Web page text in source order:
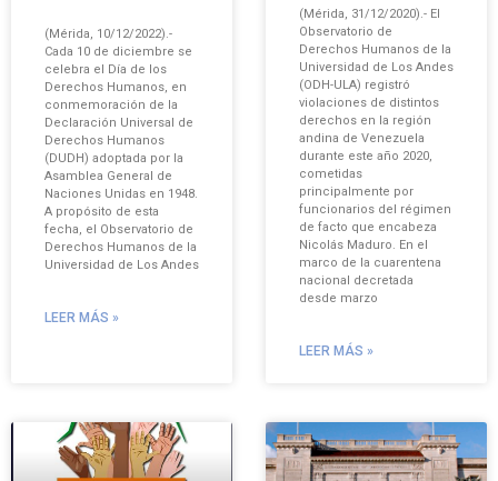
(Mérida, 10/12/2022).-
Cada 10 de diciembre se
celebra el Día de los
Derechos Humanos, en
conmemoración de la
Declaración Universal de
Derechos Humanos
(DUDH) adoptada por la
Asamblea General de
Naciones Unidas en 1948.
A propósito de esta
fecha, el Observatorio de
Derechos Humanos de la
Universidad de Los Andes
LEER MÁS »
(Mérida, 31/12/2020).- El
Observatorio de
Derechos Humanos de la
Universidad de Los Andes
(ODH-ULA) registró
violaciones de distintos
derechos en la región
andina de Venezuela
durante este año 2020,
cometidas
principalmente por
funcionarios del régimen
de facto que encabeza
Nicolás Maduro. En el
marco de la cuarentena
nacional decretada
desde marzo
LEER MÁS »